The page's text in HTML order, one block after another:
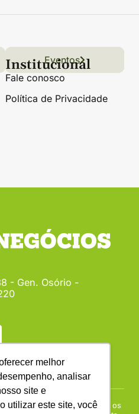
melhor
analisar
site e
utilizar este site, você
Grãos
Hortifrúti
Eventos
Institucional
Fale conosco
Política de Privacidade
- Gen. Osório -
Campo & Negócios. Todos os